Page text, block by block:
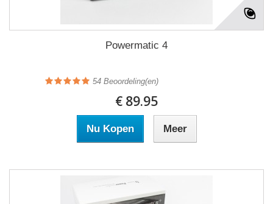
Powermatic 4
54 Beoordeling(en)
€ 89.95
Nu Kopen Meer